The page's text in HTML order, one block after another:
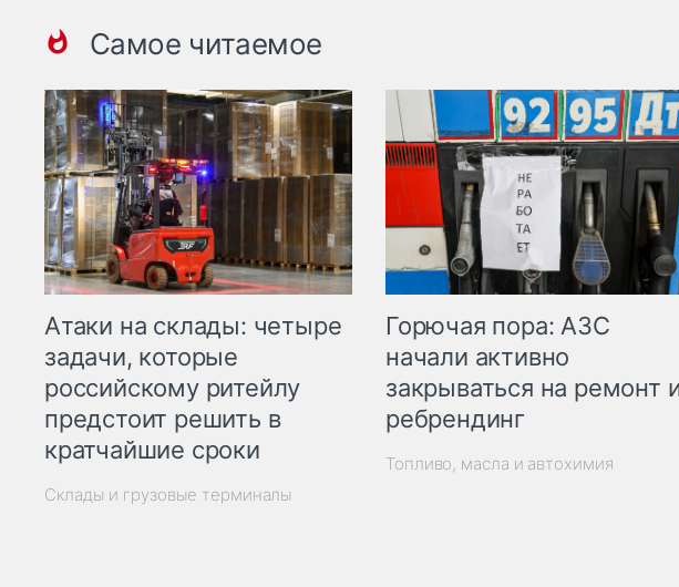
Самое читаемое
Атаки на склады: четыре
задачи, которые
российскому ритейлу
предстоит решить в
кратчайшие сроки
Склады и грузовые терминалы
Горючая пора: АЗС
начали активно
закрываться на ремонт
ребрендинг
Топливо, масла и автохимия